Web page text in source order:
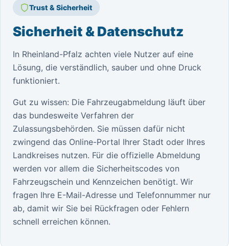
Trust & Sicherheit
Sicherheit & Datenschutz
In Rheinland-Pfalz achten viele Nutzer auf eine
Lösung, die verständlich, sauber und ohne Druck
funktioniert.
Gut zu wissen: Die Fahrzeugabmeldung läuft über
das bundesweite Verfahren der
Zulassungsbehörden. Sie müssen dafür nicht
zwingend das Online-Portal Ihrer Stadt oder Ihres
Landkreises nutzen. Für die offizielle Abmeldung
werden vor allem die Sicherheitscodes von
Fahrzeugschein und Kennzeichen benötigt. Wir
fragen Ihre E-Mail-Adresse und Telefonnummer nur
ab, damit wir Sie bei Rückfragen oder Fehlern
schnell erreichen können.